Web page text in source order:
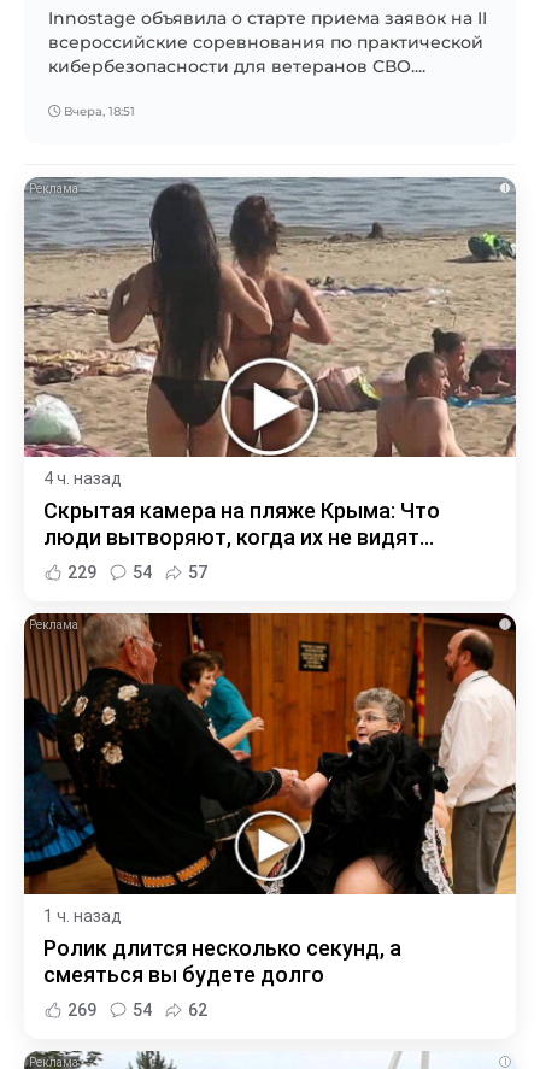
Innostage объявила о старте приема заявок на II
всероссийские соревнования по практической
кибербезопасности для ветеранов СВО....
Вчера, 18:51
i
4 ч. назад
Скрытая камера на пляже Крыма: Что
люди вытворяют, когда их не видят...
229 54 57
i
1 ч. назад
Ролик длится несколько секунд, а
смеяться вы будете долго
269 54 62
i